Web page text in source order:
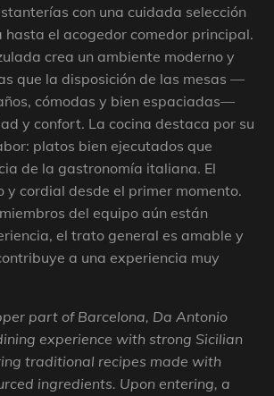
con una cuidada selección
hasta el acogedor comedor principal.
crea un ambiente moderno y
que la disposición de las mesas —
cómodas y bien espaciadas—
y confort. La cocina destaca por su
platos bien ejecutados que
de la gastronomía italiana. El
y cordial desde el primer momento.
del equipo aún están
el trato general es amable y
a una experiencia muy
part of Barcelona, Da Antonio
experience with strong Sicilian
traditional recipes made with
ingredients. Upon entering, a